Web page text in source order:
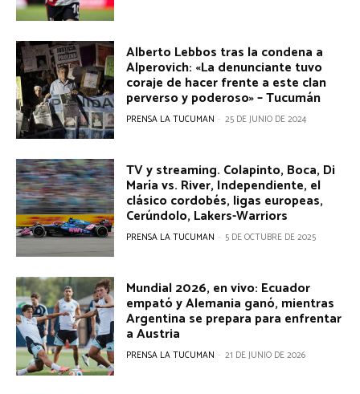
Alberto Lebbos tras la condena a
Alperovich: «La denunciante tuvo
coraje de hacer frente a este clan
perverso y poderoso» – Tucumán
PRENSA LA TUCUMAN - 25 DE JUNIO DE 2024
TV y streaming. Colapinto, Boca, Di
María vs. River, Independiente, el
clásico cordobés, ligas europeas,
Cerúndolo, Lakers-Warriors
PRENSA LA TUCUMAN - 5 DE OCTUBRE DE 2025
Mundial 2026, en vivo: Ecuador
empató y Alemania ganó, mientras
Argentina se prepara para enfrentar
a Austria
PRENSA LA TUCUMAN - 21 DE JUNIO DE 2026